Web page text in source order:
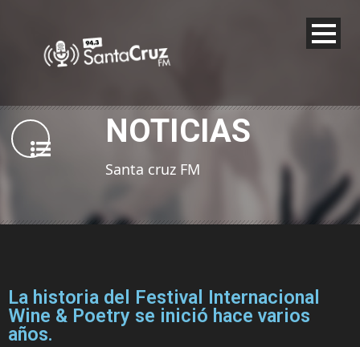
NOTICIAS
Santa cruz FM
La historia del Festival Internacional
Wine & Poetry se inició hace varios
años.